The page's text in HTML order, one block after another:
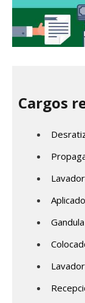
Cargos
Gandula